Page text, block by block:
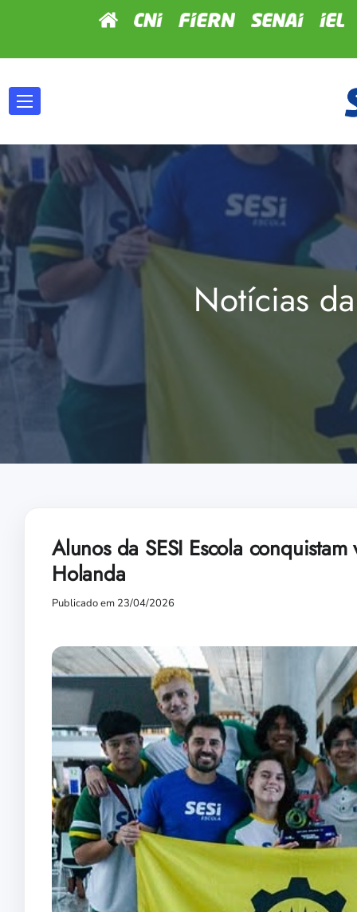
Notícias
Alunos da SESI Escola
Holanda
Publicado em 23/04/2026